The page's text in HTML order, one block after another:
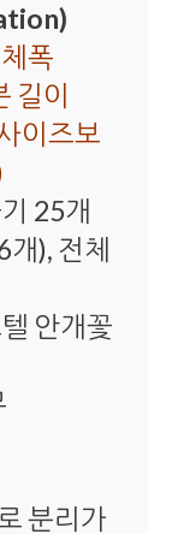
폭
길이
이즈보
25개
), 전체
안개꽃
분리가